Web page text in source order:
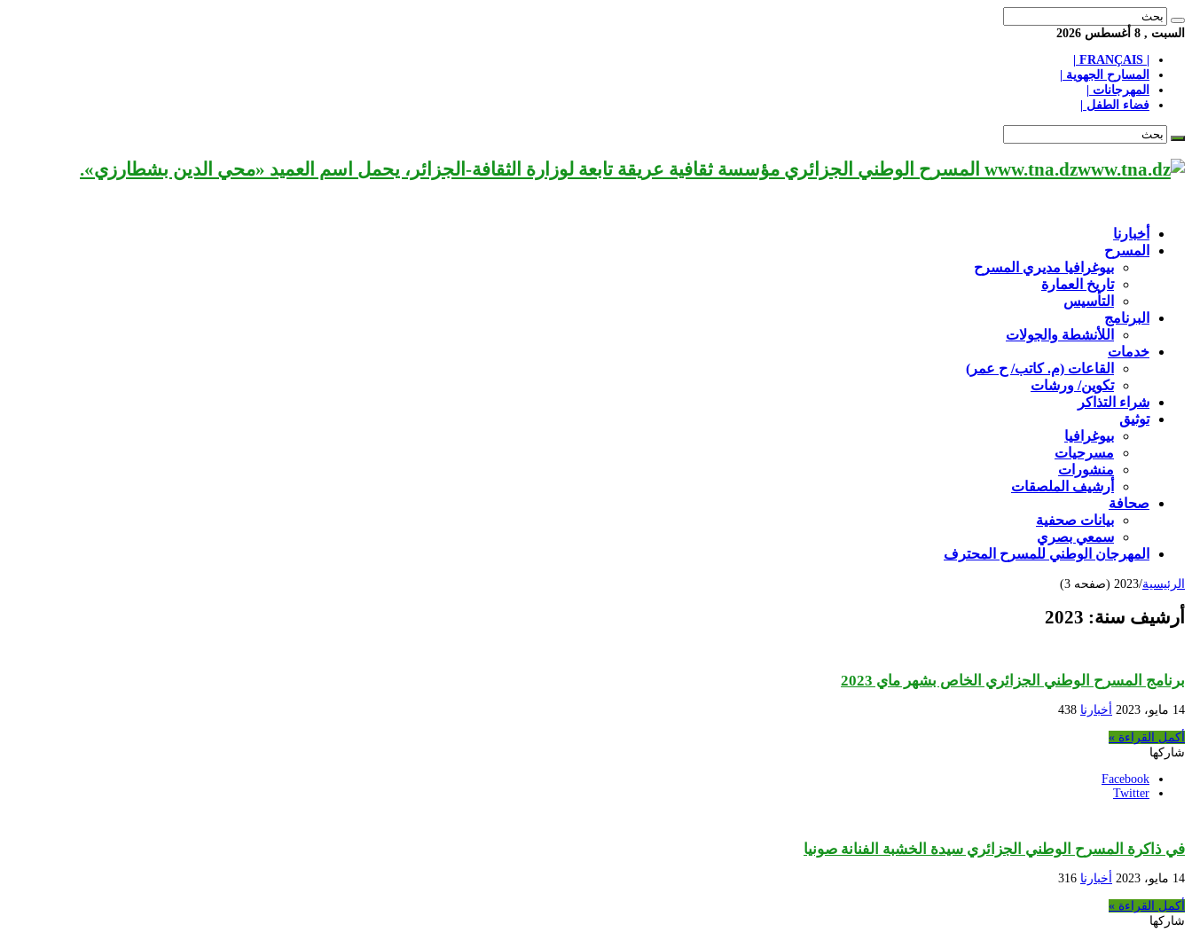
السبت , 8 أغسطس 2026
المسارح الجهوية |
المهرجانات |
فضاء الطفل |
www.tna.dz المسرح الوطني الجزائري مؤسسة ثقافية عريقة تابعة لوزارة الثقافة-الجزائر، يحمل اسم العميد «محي الدين بشطارزي».
أخبارنا
المسرح
بيوغرافيا مديري المسرح
تاريخ العمارة
التأسيس
البرنامج
اللأنشطة والجولات
خدمات
القاعات (م. كاتب/ ح عمر)
تكوين/ ورشات
شراء التذاكر
توثيق
بيوغرافيا
مسرحيات
منشورات
أرشيف الملصقات
صحافة
بيانات صحفية
سمعي بصري
المهرجان الوطني للمسرح المحترف
الرئيسية/2023 (صفحه 3)
أرشيف سنة: 2023
برنامج المسرح الوطني الجزائري الخاص بشهر ماي 2023
14 مايو، 2023 أخبارنا 438
أكمل القراءة »
شاركها
Facebook
Twitter
في ذاكرة المسرح الوطني الجزائري سيدة الخشبة الفنانة صونيا
14 مايو، 2023 أخبارنا 316
أكمل القراءة »
شاركها